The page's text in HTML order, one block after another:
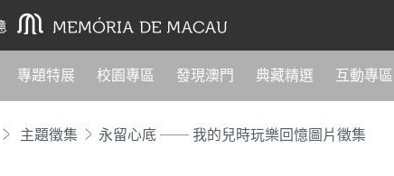
專題特展 校園專區 發現澳門 典藏精選 互動專區
主題徵集 永留心底 ── 我的兒時玩樂回憶圖片徵集